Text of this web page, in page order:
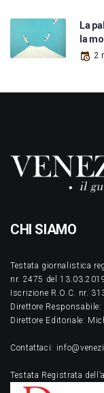
La
la
2
CHI SIAMO
Testata giornalistica
nr. 2475 del
Iscrizione R.O.C. nr.
Direttore
Direttore Editoriale:
Contattaci:
Testata Registrata